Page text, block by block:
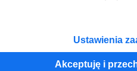
Ustawienia
Akceptuję iUnia